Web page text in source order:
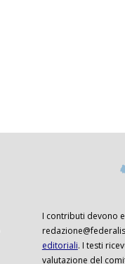
I contributi devono
editoriali. I testi
valutazione del